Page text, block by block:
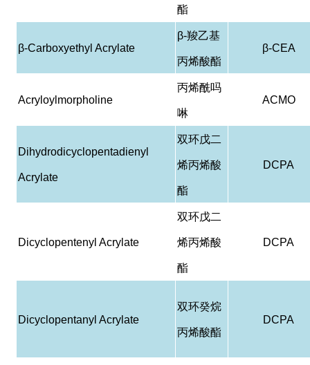
酯
β-Carboxyethyl Acrylate
β-羧乙基
丙烯酸酯
β-CEA
Acryloylmorpholine
丙烯酰吗
啉
ACMO
Dihydrodicyclopentadienyl
Acrylate
双环戊二
烯丙烯酸
酯
DCPA
Dicyclopentenyl Acrylate
双环戊二
烯丙烯酸
酯
DCPA
Dicyclopentanyl Acrylate
双环癸烷
丙烯酸酯
DCPA